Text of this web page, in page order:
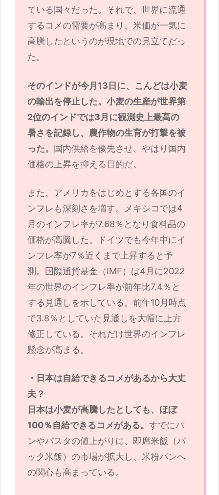
ている国々だった。それで、世界に流通
するコメの需要が高まり、米価が一気に
高騰したというのが現地での見立てだっ
た。
そのインドが今月13日に、こんどは小麦
の輸出を停止した。小麦の生産が世界第
2位のインドでは3月に観測史上最高の
暑さを記録し、農作物の生育が打撃を被
った。 国内供給を優先させ、やはり国内
価格の上昇を抑える目的だ。
また、アメリカをはじめとする各国のイ
ンフレも深刻さを増す。メキシコでは4
月のインフレ率が7.68％となり食料品の
価格が高騰した。ドイツでも今年中にイ
ンフレ率が7％近くまで上昇すると予
測。国際通貨基金（IMF）は4月に2022
年の世界のインフレ率が前年比7.4％と
する見通しを示している。前年10月時点
で3.8％としていた見通しを大幅に上方
修正している。それだけ世界のインフレ
懸念が高まる。
・日本は自給できるコメがあるから大丈
夫？
日本は小麦が高騰したとしても、ほぼ
100％自給できるコメがある。 すでにパ
ンやパスタの値上がりに、即席米飯（パ
ック米飯）の市場が拡大し、米粉パンへ
の関心も高まっている。